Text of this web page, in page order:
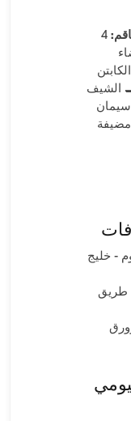
4
الشيف
سيمان
مضيفة
- خليج
طريق